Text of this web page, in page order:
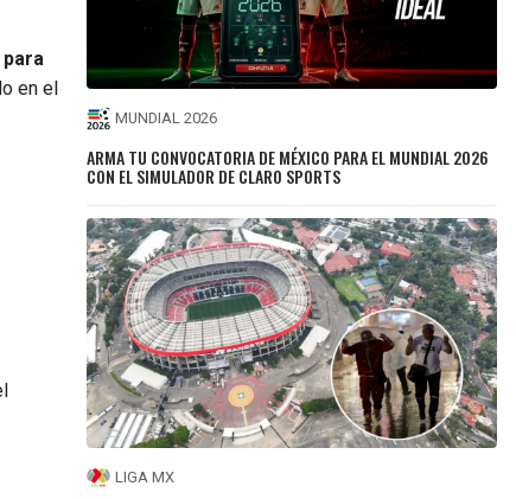
para
en el
MUNDIAL 2026
ARMA TU CONVOCATORIA DE MÉXICO PARA EL MUNDIAL 2026
CON EL SIMULADOR DE CLARO SPORTS
LIGA MX